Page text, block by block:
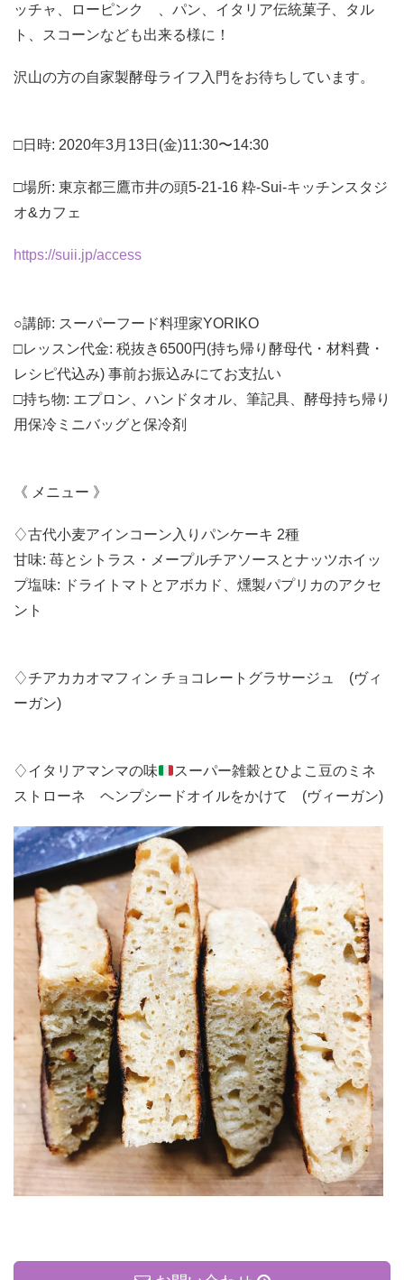
ッチャ、ローピンク 、パン、イタリア伝統菓子、タル
ト、スコーンなども出来る様に！
沢山の方の自家製酵母ライフ入門をお待ちしています。
□日時: 2020年3月13日(金)11:30〜14:30
□場所: 東京都三鷹市井の頭5-21-16 粋-Sui-キッチンスタジ
オ&カフェ
https://suii.jp/access
○講師: スーパーフード料理家YORIKO
□レッスン代金: 税抜き6500円(持ち帰り酵母代・材料費・
レシピ代込み) 事前お振込みにてお支払い
□持ち物: エプロン、ハンドタオル、筆記具、酵母持ち帰り
用保冷ミニバッグと保冷剤
《 メニュー 》
♢古代小麦アインコーン入りパンケーキ 2種
甘味: 苺とシトラス・メープルチアソースとナッツホイッ
プ塩味: ドライトマトとアボカド、燻製パプリカのアクセ
ント
♢チアカカオマフィン チョコレートグラサージュ (ヴィ
ーガン)
♢イタリアマンマの味
スーパー雑穀とひよこ豆のミネ
ストローネ ヘンプシードオイルをかけて (ヴィーガン)